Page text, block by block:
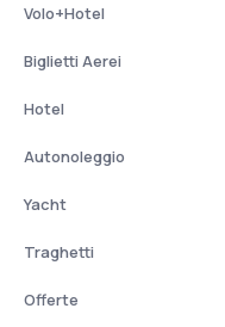
Volo+Hotel
Biglietti Aerei
Hotel
Autonoleggio
Yacht
Traghetti
Offerte